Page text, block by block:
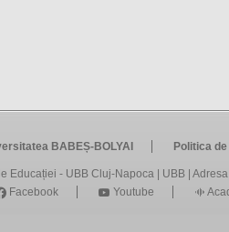
BABEȘ-BOLYAI Politica
Educației - UBB Cluj-Napoca UBB |
Facebook Youtube